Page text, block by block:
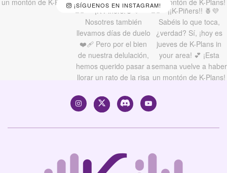
¡SÍGUENOS EN INSTAGRAM!